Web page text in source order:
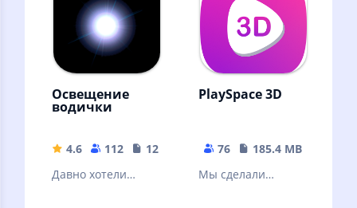
Освещение
водички
4.6 112
12.32 MB
Давно хотели
PlaySpace 3D
76
185.4 MB
Мы сделали